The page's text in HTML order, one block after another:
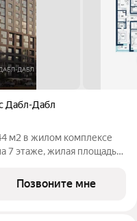
Дабл-Дабл
м2 в жилом комплексе
7 этаже, жилая площадь
Позвоните мне